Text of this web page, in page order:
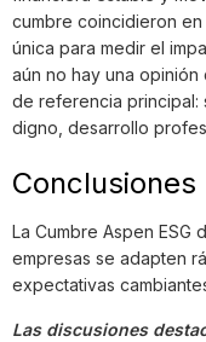
cumbre coincidieron
única para medir el
aún no hay una
de referencia principal:
digno, desarrollo
Conclusiones
La Cumbre Aspen
empresas se adapten
expectativas
Las discusiones